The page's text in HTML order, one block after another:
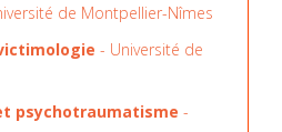
de Montpellier-Nîmes
- Université de
psychotraumatisme -